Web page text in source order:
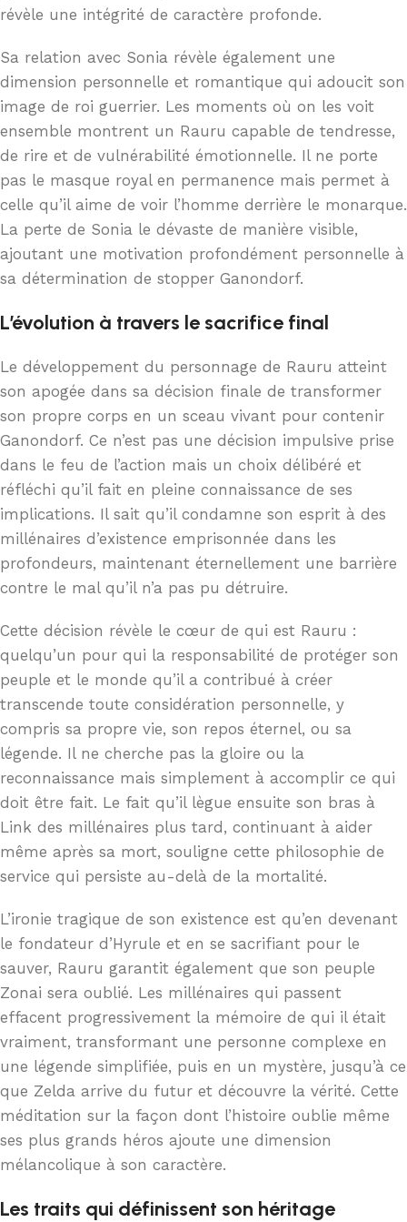
révèle une intégrité de caractère profonde.
Sa relation avec Sonia révèle également une
dimension personnelle et romantique qui adoucit son
image de roi guerrier. Les moments où on les voit
ensemble montrent un Rauru capable de tendresse,
de rire et de vulnérabilité émotionnelle. Il ne porte
pas le masque royal en permanence mais permet à
celle qu’il aime de voir l’homme derrière le monarque.
La perte de Sonia le dévaste de manière visible,
ajoutant une motivation profondément personnelle à
sa détermination de stopper Ganondorf.
L’évolution à travers le sacrifice final
Le développement du personnage de Rauru atteint
son apogée dans sa décision finale de transformer
son propre corps en un sceau vivant pour contenir
Ganondorf. Ce n’est pas une décision impulsive prise
dans le feu de l’action mais un choix délibéré et
réfléchi qu’il fait en pleine connaissance de ses
implications. Il sait qu’il condamne son esprit à des
millénaires d’existence emprisonnée dans les
profondeurs, maintenant éternellement une barrière
contre le mal qu’il n’a pas pu détruire.
Cette décision révèle le cœur de qui est Rauru :
quelqu’un pour qui la responsabilité de protéger son
peuple et le monde qu’il a contribué à créer
transcende toute considération personnelle, y
compris sa propre vie, son repos éternel, ou sa
légende. Il ne cherche pas la gloire ou la
reconnaissance mais simplement à accomplir ce qui
doit être fait. Le fait qu’il lègue ensuite son bras à
Link des millénaires plus tard, continuant à aider
même après sa mort, souligne cette philosophie de
service qui persiste au-delà de la mortalité.
L’ironie tragique de son existence est qu’en devenant
le fondateur d’Hyrule et en se sacrifiant pour le
sauver, Rauru garantit également que son peuple
Zonai sera oublié. Les millénaires qui passent
effacent progressivement la mémoire de qui il était
vraiment, transformant une personne complexe en
une légende simplifiée, puis en un mystère, jusqu’à ce
que Zelda arrive du futur et découvre la vérité. Cette
méditation sur la façon dont l’histoire oublie même
ses plus grands héros ajoute une dimension
mélancolique à son caractère.
Les traits qui définissent son héritage